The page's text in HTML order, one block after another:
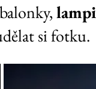
si fotku.